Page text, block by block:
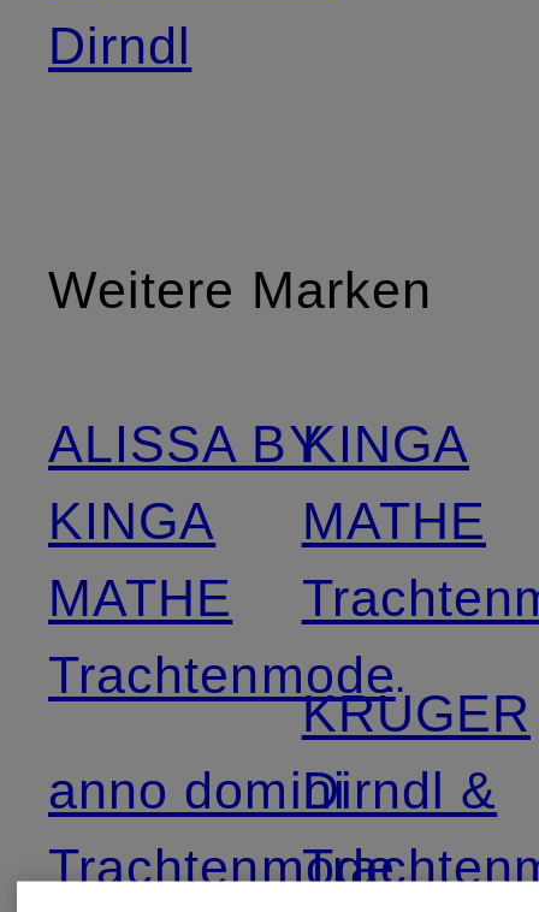
Dirndl
Weitere Marken
ALISSA BY
KINGA
MATHE
Trachtenmode
anno domini
Trachtenmode
KINGA
MATHE
KRÜGER
Dirndl &